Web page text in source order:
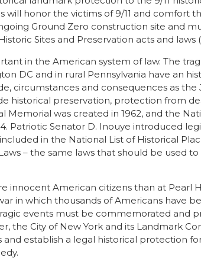
honor the victims of 9/11 and comfort
Ground Zero construction site and
Sites and Preservation acts and laws
in the American system of law. The
DC and in rural Pennsylvania have an
circumstances and consequences as the
historical preservation, protection from
was created in 1962, and the
Patriotic Senator D. Inouye introduced
in the National List of Historical
– the same laws that should be used
innocent American citizens than at Pearl
in which thousands of Americans have
events must be commemorated and
the City of New York and its Landmark
establish a legal historical protection for